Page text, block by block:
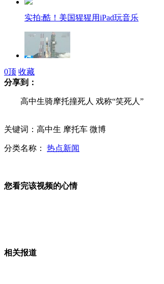
实拍:酷！美国猩猩用iPad玩音乐
日将发射间谍卫星或为监视朝鲜
金正恩强调:将捍卫民族尊严和国家自主
0顶 收藏
分享到：
高中生骑摩托撞死人 戏称“笑死人”
关键词：高中生 摩托车 微博
分类名称： 热点新闻
您看完该视频的心情
相关报道